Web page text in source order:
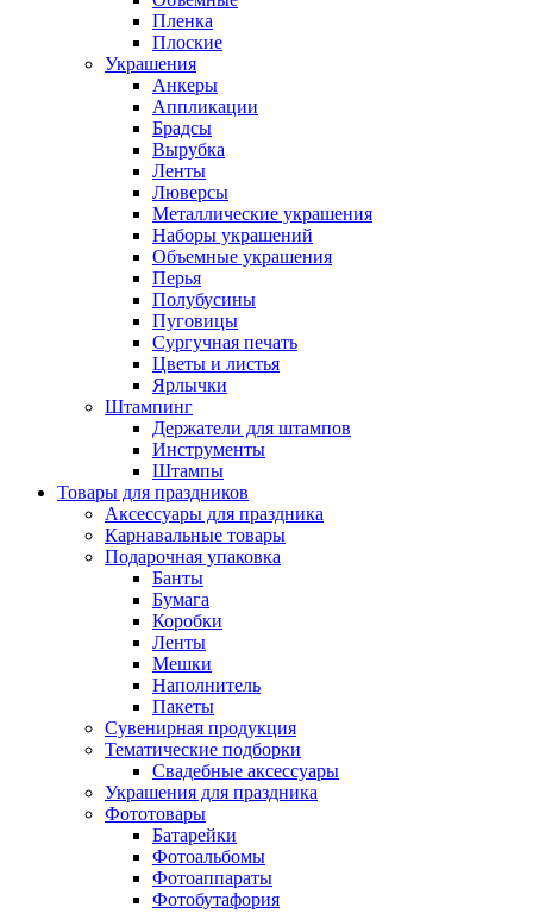
Пленка
Плоские
Украшения
Анкеры
Аппликации
Брадсы
Вырубка
Ленты
Люверсы
Металлические украшения
Наборы украшений
Объемные украшения
Перья
Полубусины
Пуговицы
Сургучная печать
Цветы и листья
Ярлычки
Штампинг
Держатели для штампов
Инструменты
Штампы
Товары для праздников
Аксессуары для праздника
Карнавальные товары
Подарочная упаковка
Банты
Бумага
Коробки
Ленты
Мешки
Наполнитель
Пакеты
Сувенирная продукция
Тематические подборки
Свадебные аксессуары
Украшения для праздника
Фототовары
Батарейки
Фотоальбомы
Фотоаппараты
Фотобутафория